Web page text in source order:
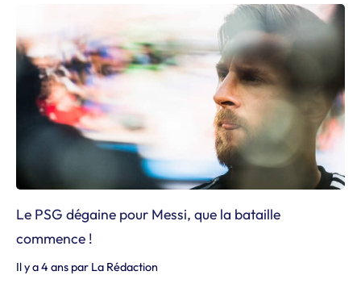
Le PSG dégaine pour Messi, que la bataille
commence !
Il y a 4 ans par La Rédaction